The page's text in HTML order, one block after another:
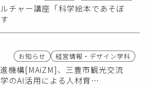
チャー講座「科学絵本であそぼ
お知らせ 経営情報・デザイン学科
機構[MAiZM]、三豊市観光交流
のAI活用による人材育…